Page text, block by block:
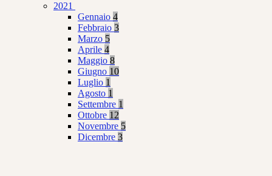
2021
Gennaio 4
Febbraio 3
Marzo 5
Aprile 4
Maggio 8
Giugno 10
Luglio 1
Agosto 1
Settembre 1
Ottobre 12
Novembre 5
Dicembre 3